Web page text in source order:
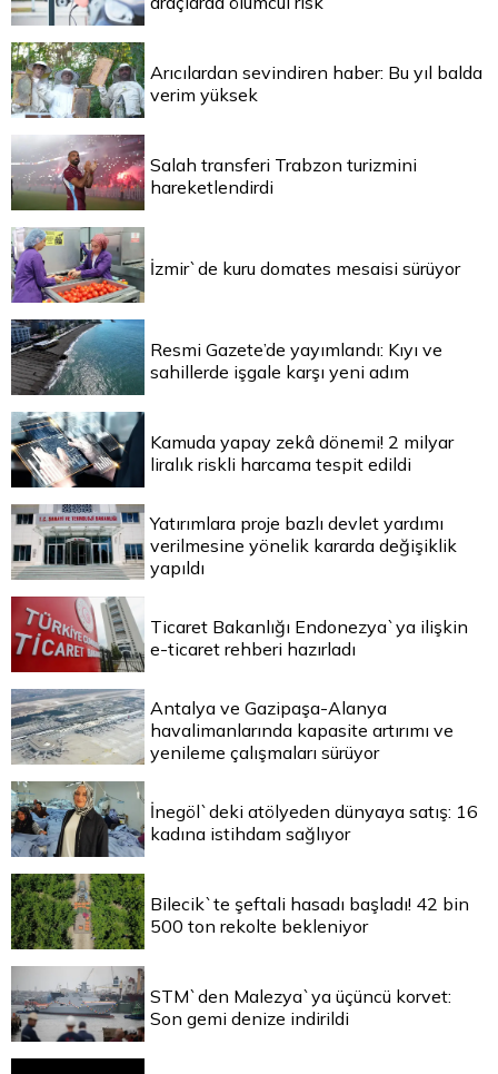
Arıcılardan sevindiren haber: Bu yıl balda
verim yüksek
Salah transferi Trabzon turizmini
hareketlendirdi
İzmir`de kuru domates mesaisi sürüyor
Resmi Gazete’de yayımlandı: Kıyı ve
sahillerde işgale karşı yeni adım
Kamuda yapay zekâ dönemi! 2 milyar
liralık riskli harcama tespit edildi
Yatırımlara proje bazlı devlet yardımı
verilmesine yönelik kararda değişiklik
yapıldı
Ticaret Bakanlığı Endonezya`ya ilişkin
e-ticaret rehberi hazırladı
Antalya ve Gazipaşa-Alanya
havalimanlarında kapasite artırımı ve
yenileme çalışmaları sürüyor
İnegöl`deki atölyeden dünyaya satış: 16
kadına istihdam sağlıyor
Bilecik`te şeftali hasadı başladı! 42 bin
500 ton rekolte bekleniyor
STM`den Malezya`ya üçüncü korvet:
Son gemi denize indirildi